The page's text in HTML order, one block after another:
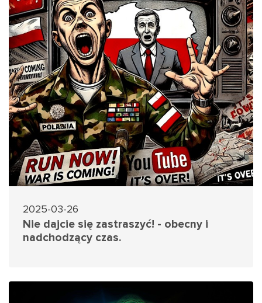
2025-03-26
Nie dajcie się zastraszyć! - obecny i
nadchodzący czas.